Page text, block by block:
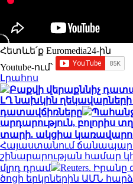
Հետևե՛ք Euromedia24-ին
Youtube-ում`
Լրահոս
Բաքվի վերաքննիչ
ԼՂ նախկին
դատավճիռները
արդարություն, բոլորիս
տարի. ակցիա
Հայաստանում
շինարարության համար
մլրդ դրամ
Reuters.
ծոցի երկրներին ԱՄՆ